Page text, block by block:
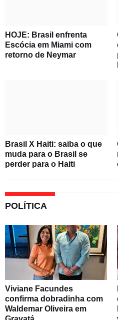
HOJE: Brasil enfrenta
Escócia em Miami com
retorno de Neymar
Brasil X Haiti: saiba o que
muda para o Brasil se
perder para o Haiti
POLÍTICA
Viviane Facundes
confirma dobradinha com
Waldemar Oliveira em